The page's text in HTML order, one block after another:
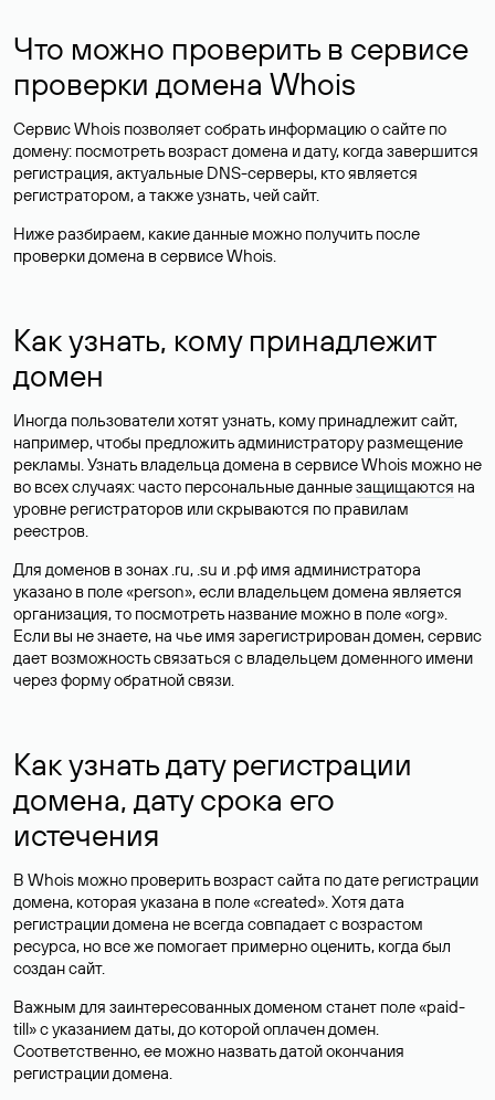
Что можно проверить в сервисе
проверки домена Whois
Сервис Whois позволяет собрать информацию о сайте по
домену: посмотреть возраст домена и дату, когда завершится
регистрация, актуальные DNS-серверы, кто является
регистратором, а также узнать, чей сайт.
Ниже разбираем, какие данные можно получить после
проверки домена в сервисе Whois.
Как узнать, кому принадлежит
домен
Иногда пользователи хотят узнать, кому принадлежит сайт,
например, чтобы предложить администратору размещение
рекламы. Узнать владельца домена в сервисе Whois можно не
во всех случаях: часто персональные данныезащищаются на
уровне регистраторов или скрываются по правилам
реестров.
Для доменов в зонах .ru, .su и .рф имя администратора
указано в поле «person», если владельцем домена является
организация, то посмотреть название можно в поле «org».
Если вы не знаете, на чье имя зарегистрирован домен, сервис
дает возможность связаться с владельцем доменного имени
через форму обратной связи.
Как узнать дату регистрации
домена, дату срока его
истечения
В Whois можно проверить возраст сайта по дате регистрации
домена, которая указана в поле «created». Хотя дата
регистрации домена не всегда совпадает с возрастом
ресурса, но все же помогает примерно оценить, когда был
создан сайт.
Важным для заинтересованных доменом станет поле «paid-
till» с указанием даты, до которой оплачен домен.
Соответственно, ее можно назвать датой окончания
регистрации домена.